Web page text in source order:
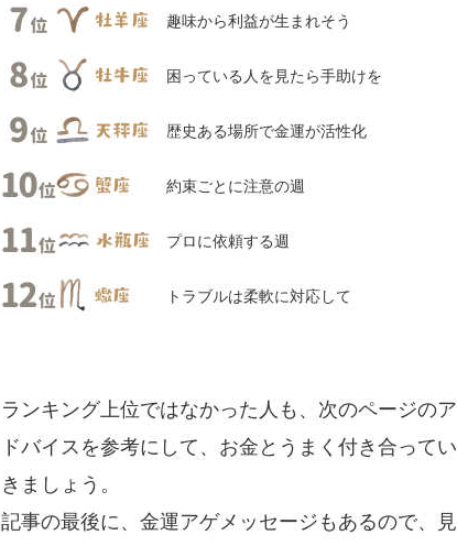
趣味から利益が生まれそう
困っている人を見たら手助けを
歴史ある場所で金運が活性化
約束ごとに注意の週
プロに依頼する週
トラブルは柔軟に対応して
ランキング上位ではなかった人も、次のページのア
ドバイスを参考にして、お金とうまく付き合ってい
きましょう。
記事の最後に、金運アゲメッセージもあるので、見